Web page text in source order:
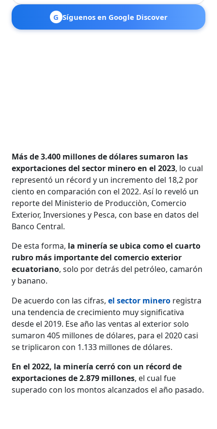
G Síguenos en Google Discover
Más de 3.400 millones de dólares sumaron las
exportaciones del sector minero en el 2023, lo cual
representó un récord y un incremento del 18,2 por
ciento en comparación con el 2022. Así lo reveló un
reporte del Ministerio de Producciòn, Comercio
Exterior, Inversiones y Pesca, con base en datos del
Banco Central.
De esta forma, la minería se ubica como el cuarto
rubro más importante del comercio exterior
ecuatoriano, solo por detrás del petróleo, camarón
y banano.
De acuerdo con las cifras,el sector minero registra
una tendencia de crecimiento muy significativa
desde el 2019. Ese año las ventas al exterior solo
sumaron 405 millones de dólares, para el 2020 casi
se triplicaron con 1.133 millones de dólares.
En el 2022, la minería cerró con un récord de
exportaciones de 2.879 millones, el cual fue
superado con los montos alcanzados el año pasado.